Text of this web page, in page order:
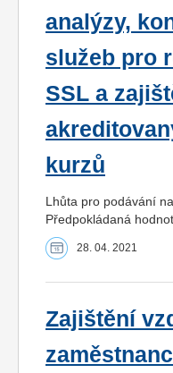
analýzy,
služeb pro
SSL a
kurzů
Lhůta pro podávání
Předpokládaná
28. 04. 2021
Zajištění